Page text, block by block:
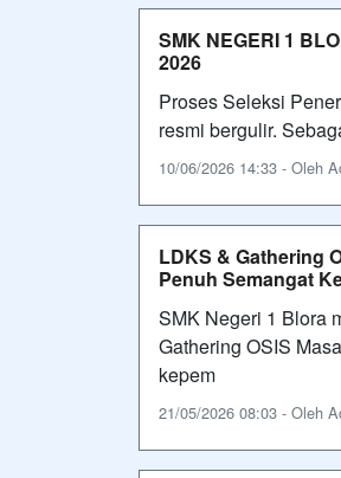
SMK NEGERI 1
2026
Proses Seleksi
resmi bergulir.
10/06/2026 14:33 - Oleh
LDKS & Gathering
Penuh Semangat
SMK Negeri 1 Blora
Gathering OSIS
kepem
21/05/2026 08:03 - Oleh